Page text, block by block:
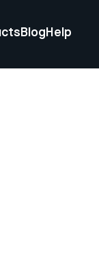
Blog Help